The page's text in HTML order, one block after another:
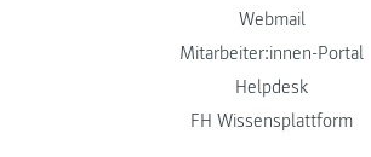
Webmail
Mitarbeiter:innen-Portal
Helpdesk
FH Wissensplattform